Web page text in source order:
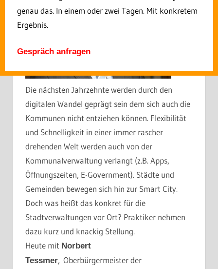
Die nächsten Jahrzehnte werden durch den
digitalen Wandel geprägt sein dem sich auch die
Kommunen nicht entziehen können. Flexibilität
und Schnelligkeit in einer immer rascher
drehenden Welt werden auch von der
Kommunalverwaltung verlangt (z.B. Apps,
Öffnungszeiten, E-Government). Städte und
Gemeinden bewegen sich hin zur Smart City.
Doch was heißt das konkret für die
Stadtverwaltungen vor Ort? Praktiker nehmen
dazu kurz und knackig Stellung.
Heute mit Norbert
Tessmer, Oberbürgermeister der
genau das. In einem oder zwei Tagen. Mit konkretem
Ergebnis.
Gespräch anfragen